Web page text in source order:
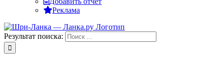
Реклама
Результат поиска: